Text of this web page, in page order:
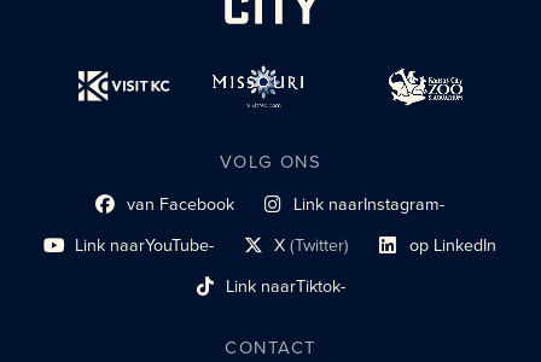
VOLG ONS
Link naar sociaal profiel
van Facebook Link naarInstagram-
sociaal profiel
Link naarYouTube-
sociaal profiel X(Twitter)
sociaal profiellink Link naar sociaal
op LinkedIn
Link naarTiktok-
sociaalprofiel
CONTACT